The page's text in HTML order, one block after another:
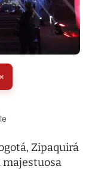
×
Zipaquirá
majestuosa